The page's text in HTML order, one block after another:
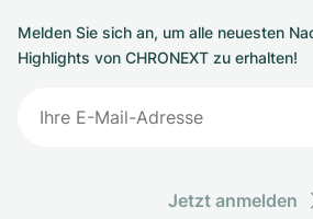
Melden Sie sich an, um alle neuesten
Highlights von CHRONEXT zu erhalten!
Jetzt anmelden